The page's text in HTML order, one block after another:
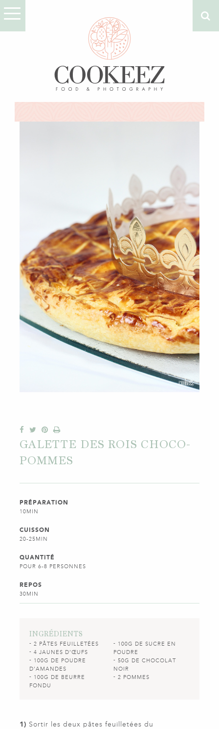
GALETTE DES ROIS CHOCO-
POMMES
PRÉPARATION
10MIN
CUISSON
20-25MIN
QUANTITÉ
POUR 6-8 PERSONNES
REPOS
30MIN
INGRÉDIENTS
2 PÂTES FEUILLETÉES
4 JAUNES D’ŒUFS
100G DE POUDRE
D'AMANDES
100G DE BEURRE
FONDU
100G DE SUCRE EN
POUDRE
50G DE CHOCOLAT
NOIR
2 POMMES
1) Sortir les deux pâtes feuilletées du